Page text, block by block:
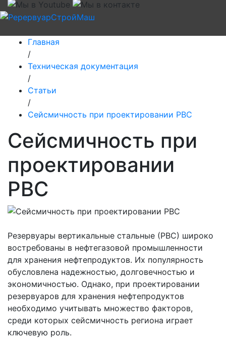
Главная
/
Техническая документация
/
Статьи
/
Сейсмичность при проектировании РВС
Сейсмичность при
проектировании
РВС
Резервуары вертикальные стальные (РВС) широко
востребованы в нефтегазовой промышленности
для хранения нефтепродуктов. Их популярность
обусловлена надежностью, долговечностью и
экономичностью. Однако, при проектировании
резервуаров для хранения нефтепродуктов
необходимо учитывать множество факторов,
среди которых сейсмичность региона играет
ключевую роль.